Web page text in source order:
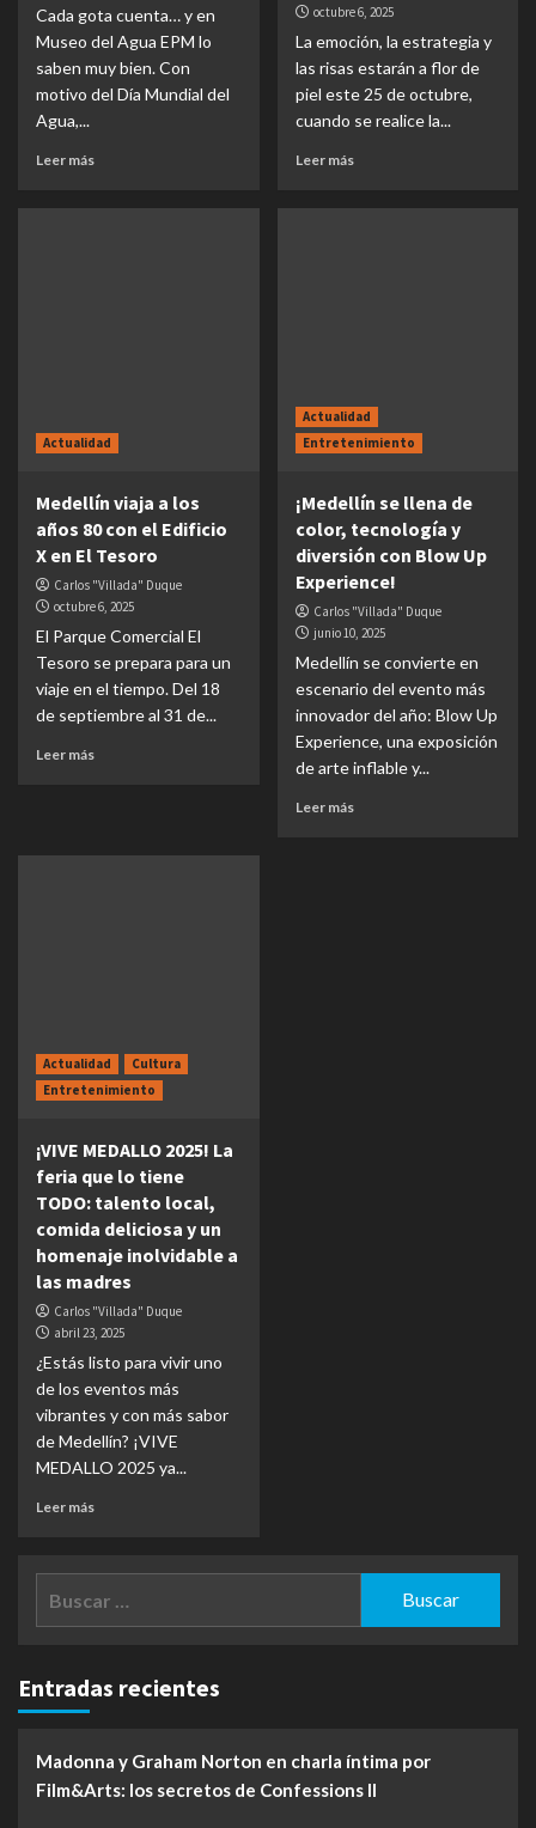
Cada gota cuenta… y en
Museo del Agua EPM lo
saben muy bien. Con
motivo del Día Mundial del
Agua,...
Leer más
octubre 6, 2025
La emoción, la estrategia y
las risas estarán a flor de
piel este 25 de octubre,
cuando se realice la...
Leer más
Actualidad
Medellín viaja a los
años 80 con el Edificio
X en El Tesoro
Carlos "Villada" Duque
octubre 6, 2025
El Parque Comercial El
Tesoro se prepara para un
viaje en el tiempo. Del 18
de septiembre al 31 de...
Leer más
Actualidad
Entretenimiento
¡Medellín se llena de
color, tecnología y
diversión con Blow Up
Experience!
Carlos "Villada" Duque
junio 10, 2025
Medellín se convierte en
escenario del evento más
innovador del año: Blow Up
Experience, una exposición
de arte inflable y...
Leer más
Actualidad
Cultura
Entretenimiento
¡VIVE MEDALLO 2025! La
feria que lo tiene
TODO: talento local,
comida deliciosa y un
homenaje inolvidable a
las madres
Carlos "Villada" Duque
abril 23, 2025
¿Estás listo para vivir uno
de los eventos más
vibrantes y con más sabor
de Medellín? ¡VIVE
MEDALLO 2025 ya...
Leer más
Entradas recientes
Madonna y Graham Norton en charla íntima por
Film&Arts: los secretos de Confessions II